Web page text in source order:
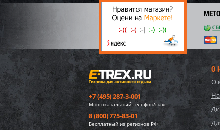
3
+7 (495) 287-3-001
Многоканальный телефон/факс
8 (800) 775-83-01
Бесплатный из регионов РФ
О
О